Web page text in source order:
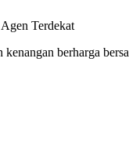
Terdekat
berharga